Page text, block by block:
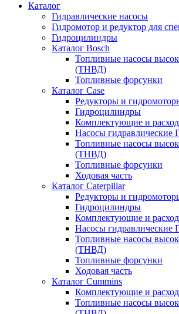
Каталог
Гидравлические насосы
Гидромотор и редуктор для
Гидроцилиндры
Каталог Bosch
Топливные насосы
(ТНВД)
Топливные форсунки
Каталог Case
Редукторы и
Гидроцилиндры
Комплектующие и
Насосы гидравлические
Топливные насосы
(ТНВД)
Топливные форсунки
Ходовая часть
Каталог Caterpillar
Редукторы и
Гидроцилиндры
Комплектующие и
Насосы гидравлические
Топливные насосы
(ТНВД)
Топливные форсунки
Ходовая часть
Каталог Cummins
Комплектующие и
Топливные насосы